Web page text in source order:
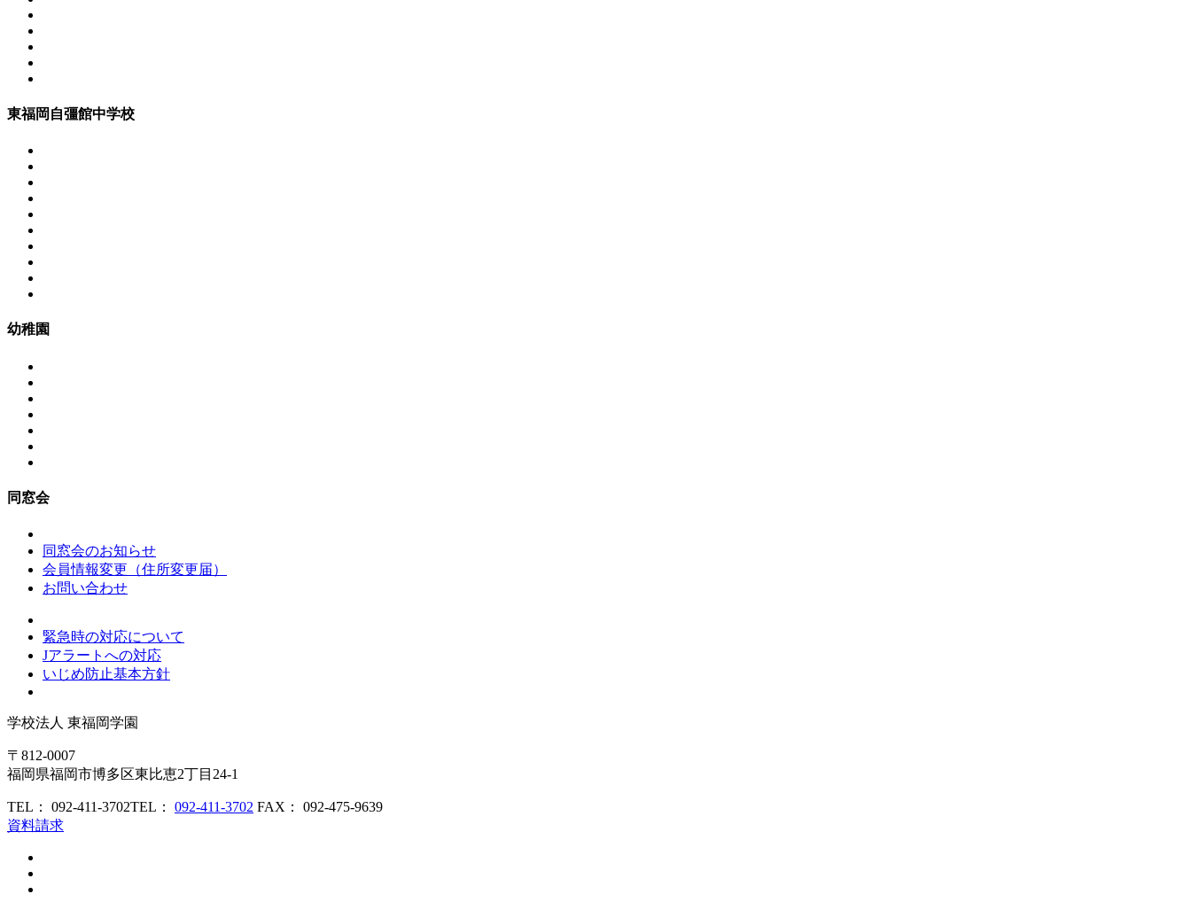
東福岡自彊館中学校
幼稚園
同窓会
同窓会のお知らせ
会員情報変更（住所変更届）
お問い合わせ
緊急時の対応について
Jアラートへの対応
いじめ防止基本方針
学校法人 東福岡学園
〒812-0007
福岡県福岡市博多区東比恵2丁目24-1
TEL： 092-411-3702TEL： 092-411-3702 FAX： 092-475-9639
資料請求